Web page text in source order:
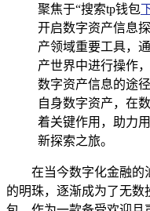
聚焦于“搜索tp钱包
开启数字资产信息
产领域重要工具，
产世界中进行操作
数字资产信息的途
自身数字资产，在
着关键作用，助力
新探索之旅。
在当今数字化金融的
的明珠，逐渐成为了无数